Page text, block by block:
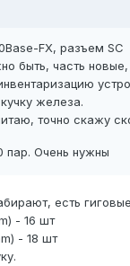
FX, разъем SC
быть, часть
железа.
точно скажу
пар. Очень нужны
есть
- 16 шт
- 18 шт